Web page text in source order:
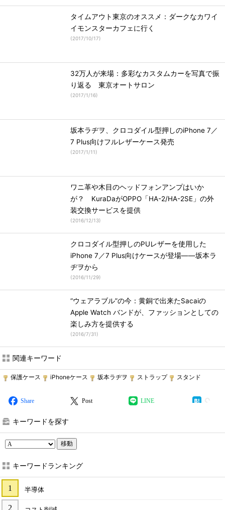
タイムアウト東京のオススメ：ダークなカワイ
イモンスターカフェに行く
(2017/10/17)
32万人が来場：多彩なカスタムカーを写真で振
り返る 東京オートサロン
(2017/1/16)
坂本ラヂヲ、クロコダイル型押しのiPhone 7／
7 Plus向けフルレザーケース発売
(2017/1/11)
ワニ革や木目のヘッドフォンアンプはいか
が？ KuraDaがOPPO「HA-2/HA-2SE」の外
装交換サービスを提供
(2016/12/13)
クロコダイル型押しのPUレザーを使用した
iPhone 7／7 Plus向けケースが登場――坂本ラ
ヂヲから
(2016/11/29)
“ウェアラブル”の今：黄銅で出来たSacaiの
Apple Watch バンドが、ファッションとしての
楽しみ方を提供する
(2016/7/31)
関連キーワード
保護ケース iPhoneケース 坂本ラヂヲ ストラップ スタンド
Share Post LINE
キーワードを探す
移動
キーワードランキング
半導体